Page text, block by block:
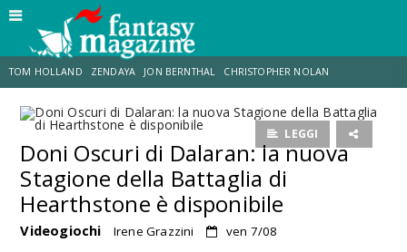
TOM HOLLAND ZENDAYA JON BERNTHAL CHRISTOPHER NOLAN
STRANIMONDI LUCCA COMICS & GAMES CHRIS MCKENNA
DESTIN DANIEL CRETTON ERIK SOMMERS
Doni Oscuri di Dalaran: la nuova
Stagione della Battaglia di
Hearthstone è disponibile
Videogiochi Irene Grazzini ven 7/08
LEGGI